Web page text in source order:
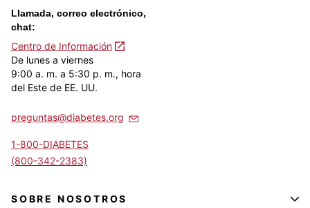
Llamada, correo electrónico,
chat:
Centro de Información
De lunes a viernes
9:00 a. m. a 5:30 p. m., hora
del Este de EE. UU.
preguntas@diabetes.org
1-800-DIABETES
(800-342-2383)
SOBRE NOSOTROS